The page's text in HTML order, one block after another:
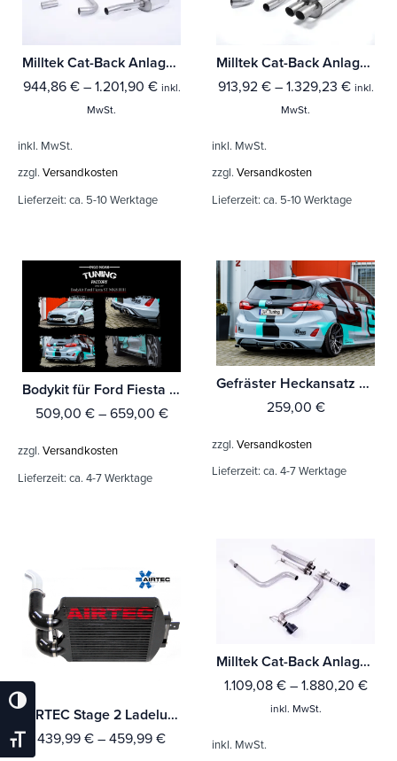
Umschalten Auf Hohe Kontraste
Schrift Vergrößern
Milltek Cat-Back Anlage Ford Fiesta Mk8 1.0T EcoBoost ST-Line 3 & 5-Türer (Ohne-(Fahrzeuge mit OPF) Mit TÜV / ECE Zulassung!
944,86 €– 1.201,90 € inkl.
MwSt.
inkl. MwSt.
zzgl. Versandkosten
Lieferzeit: ca. 5-10 Werktage
Milltek Cat-Back Anlage Ford Fiesta Mk7/Mk7.5 ST 1.6 litre EcoBoost 182PS & ST200 Mit TÜV / ECE Zulassung!
913,92 €– 1.329,23 € inkl.
MwSt.
inkl. MwSt.
zzgl. Versandkosten
Lieferzeit: ca. 5-10 Werktage
Bodykit für Ford Fiesta ST MK8 JHH Bj.ab.2018-
509,00 €– 659,00 €
zzgl. Versandkosten
Lieferzeit: ca. 4-7 Werktage
Gefräster Heckansatz mit Finnen aus ABS für Ford Fiesta ST MK8 JHH
259,00 €
zzgl. Versandkosten
Lieferzeit: ca. 4-7 Werktage
AIRTEC Stage 2 Ladeluftkühler für Fiesta Mk7 1.0 EcoBoost
439,99 € – 459,99 €
Milltek Cat-Back Anlage Ford Fiesta Mk8 ST 1.5 EcoBoost 200PS (Bis Baujahr Sept 2020 Modelle) Mit TÜV / ECE Zulassung!
1.109,08 €– 1.880,20 €
inkl. MwSt.
inkl. MwSt.